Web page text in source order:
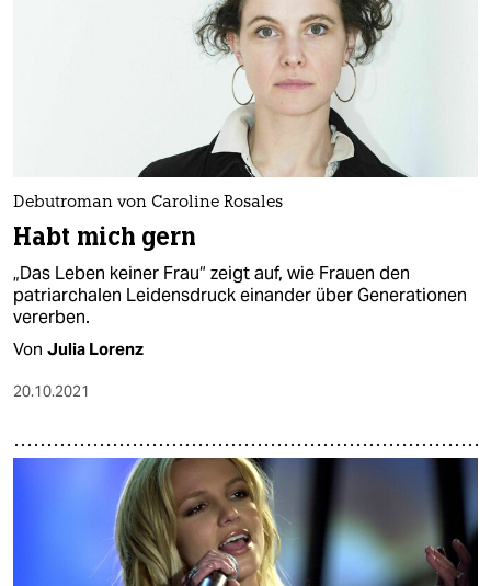
Debutroman von Caroline Rosales
Habt mich gern
„Das Leben keiner Frau“ zeigt auf, wie Frauen den
patriarchalen Leidensdruck einander über Generationen
vererben.
Von Julia Lorenz
20.10.2021